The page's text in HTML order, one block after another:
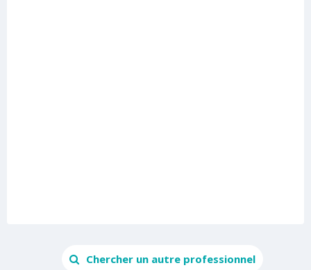
Chercher un autre professionnel